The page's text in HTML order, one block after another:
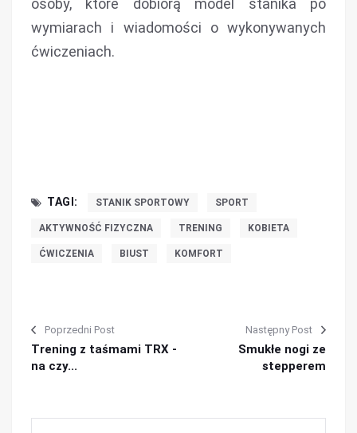
osoby, które dobiorą model stanika po
wymiarach i wiadomości o wykonywanych
ćwiczeniach.
TAGI: STANIK SPORTOWY SPORT
AKTYWNOŚĆ FIZYCZNA TRENING KOBIETA
ĆWICZENIA BIUST KOMFORT
Poprzedni Post
Trening z taśmami TRX -
na czy...
Następny Post
Smukłe nogi ze
stepperem